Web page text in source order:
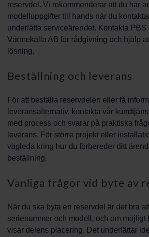
reservdel. Vi rekommenderar att du har
modelluppgifter till hands när du
underlätta serviceärendet. Kontakta PBS
Värmekälla AB för rådgivning och hjälp
lösning.
Beställning och leverans
För att beställa reservdelen eller få
leveransalternativ, kontakta vår
med process och svarar på praktiska
leverans. För större projekt eller
vägleda kring hur du förbereder ditt
beställning.
Vanliga frågor vid byte av
När du ska byta en reservdel är det bra
serienummer och modell, och om möjligt
visar delens placering. Det underlättar